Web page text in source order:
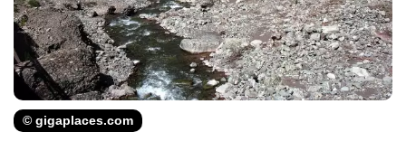
© gigaplaces.com